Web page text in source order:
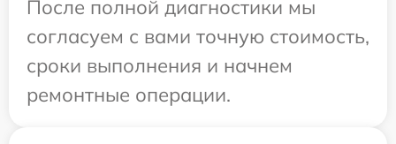
После полной диагностики мы
согласуем с вами точную стоимость,
сроки выполнения и начнем
ремонтные операции.